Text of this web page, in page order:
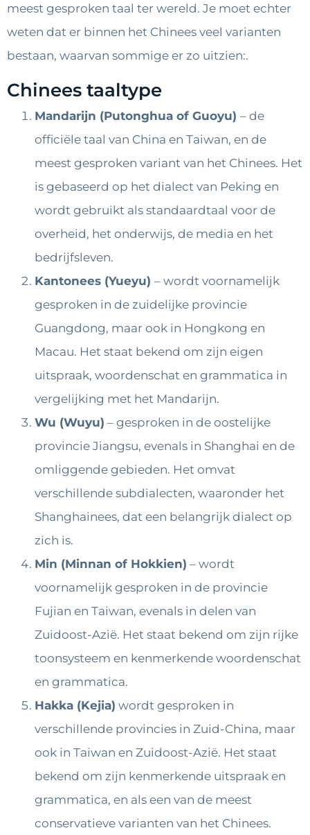
meest gesproken taal ter wereld. Je moet echter
weten dat er binnen het Chinees veel varianten
bestaan, waarvan sommige er zo uitzien:.
Chinees taaltype
Mandarijn (Putonghua of Guoyu) – de
officiële taal van China en Taiwan, en de
meest gesproken variant van het Chinees. Het
is gebaseerd op het dialect van Peking en
wordt gebruikt als standaardtaal voor de
overheid, het onderwijs, de media en het
bedrijfsleven.
Kantonees (Yueyu) – wordt voornamelijk
gesproken in de zuidelijke provincie
Guangdong, maar ook in Hongkong en
Macau. Het staat bekend om zijn eigen
uitspraak, woordenschat en grammatica in
vergelijking met het Mandarijn.
Wu (Wuyu) – gesproken in de oostelijke
provincie Jiangsu, evenals in Shanghai en de
omliggende gebieden. Het omvat
verschillende subdialecten, waaronder het
Shanghainees, dat een belangrijk dialect op
zich is.
Min (Minnan of Hokkien) – wordt
voornamelijk gesproken in de provincie
Fujian en Taiwan, evenals in delen van
Zuidoost-Azië. Het staat bekend om zijn rijke
toonsysteem en kenmerkende woordenschat
en grammatica.
Hakka (Kejia) wordt gesproken in
verschillende provincies in Zuid-China, maar
ook in Taiwan en Zuidoost-Azië. Het staat
bekend om zijn kenmerkende uitspraak en
grammatica, en als een van de meest
conservatieve varianten van het Chinees.